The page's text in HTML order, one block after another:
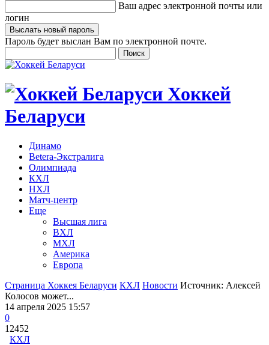
Ваш адрес электронной почты или
логин
Пароль будет выслан Вам по электронной почте.
Хоккей
Беларуси
Динамо
Betera-Экстралига
Олимпиада
КХЛ
НХЛ
Матч-центр
Еще
Высшая лига
ВХЛ
МХЛ
Америка
Европа
Страница Хоккея Беларуси КХЛ Новости Источник: Алексей
Колосов может...
14 апреля 2025 15:57
0
12452
КХЛ